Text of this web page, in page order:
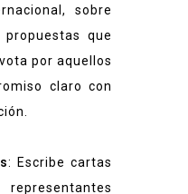
sobre
que
por aquellos
claro con
: Escribe cartas